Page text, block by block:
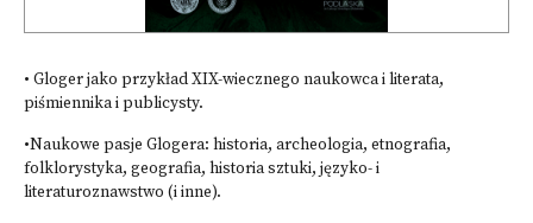
• Gloger jako przykład XIX-wiecznego naukowca i literata,
piśmiennika i publicysty.
•Naukowe pasje Glogera: historia, archeologia, etnografia,
folklorystyka, geografia, historia sztuki, języko- i
literaturoznawstwo (i inne).